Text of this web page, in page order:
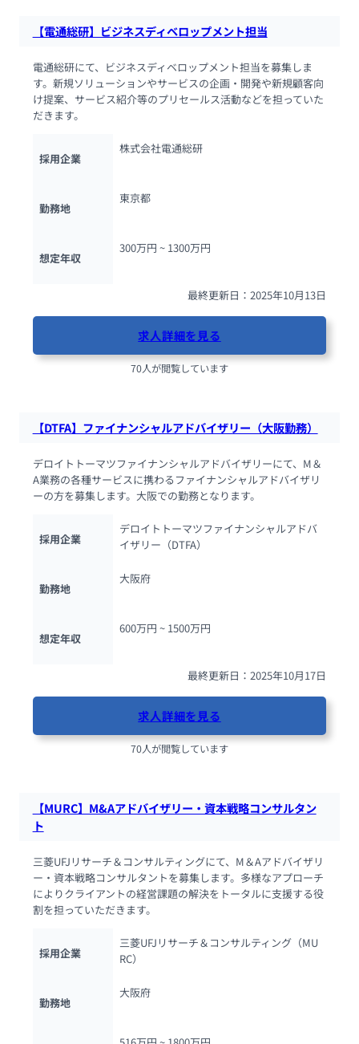
【電通総研】ビジネスディベロップメント担当
電通総研にて、ビジネスディベロップメント担当を募集しま
す。新規ソリューションやサービスの企画・開発や新規顧客向
け提案、サービス紹介等のプリセールス活動などを担っていた
だきます。
採用企業
株式会社電通総研
勤務地
東京都
想定年収
300万円 ~ 1300万円
最終更新日：2025年10月13日
求人詳細を見る
70人が閲覧しています
【DTFA】ファイナンシャルアドバイザリー（大阪勤務）
デロイトトーマツファイナンシャルアドバイザリーにて、M＆
A業務の各種サービスに携わるファイナンシャルアドバイザリ
ーの方を募集します。大阪での勤務となります。
採用企業
デロイトトーマツファイナンシャルアドバ
イザリー（DTFA）
勤務地
大阪府
想定年収
600万円 ~ 1500万円
最終更新日：2025年10月17日
求人詳細を見る
70人が閲覧しています
【MURC】M&Aアドバイザリー・資本戦略コンサルタン
ト
三菱UFJリサーチ＆コンサルティングにて、M＆Aアドバイザリ
ー・資本戦略コンサルタントを募集します。多様なアプローチ
によりクライアントの経営課題の解決をトータルに支援する役
割を担っていただきます。
採用企業
三菱UFJリサーチ＆コンサルティング（MU
RC）
勤務地
大阪府